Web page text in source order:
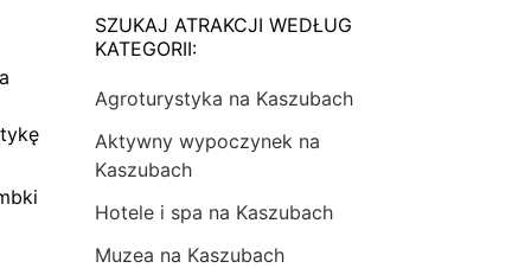
SZUKAJ ATRAKCJI WEDŁUG
KATEGORII:
Agroturystyka na Kaszubach
Aktywny wypoczynek na
Kaszubach
Hotele i spa na Kaszubach
Muzea na Kaszubach